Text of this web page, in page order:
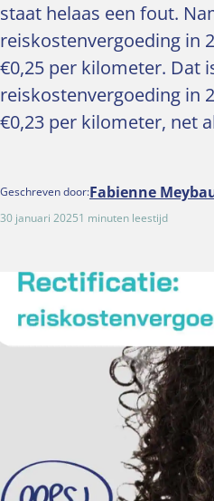
staat helaas een fout.
reiskostenvergoeding in
€0,25 per kilometer. Dat
reiskostenvergoeding in
€0,23 per kilometer, net
Geschreven door:Fabienne
30 januari 20251 minuten leestijd